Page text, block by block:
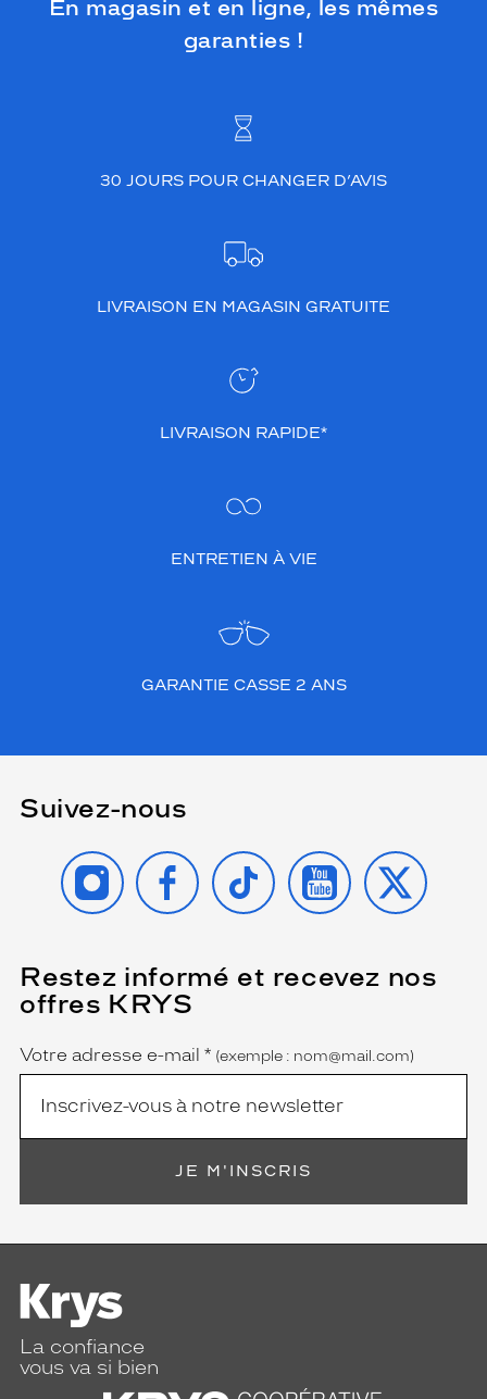
En magasin et en ligne, les mêmes
garanties !
30 JOURS POUR CHANGER D’AVIS
LIVRAISON EN MAGASIN GRATUITE
LIVRAISON RAPIDE*
ENTRETIEN À VIE
GARANTIE CASSE 2 ANS
Suivez-nous
INSTAGRAMFACEBOOK
TIKTOK YOUTUBE
X
Restez informé et recevez nos
offres KRYS
Name
Votre adresse e-mail *
(Ce
champ
est
obligatoire)
(exemple : nom@mail.com)
JE M'INSCRIS
La confiance
vous va si bien